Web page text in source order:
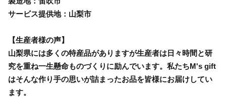
サービス提供地：山梨市
【生産者様の声】
山梨県には多くの特産品がありますが生産者は日々時間と研
究を重ね一生懸命ものづくりに励んでいます。私たちM's gift
はそんな作り手の思いが詰まったお品を皆様にお届けしてい
ます。